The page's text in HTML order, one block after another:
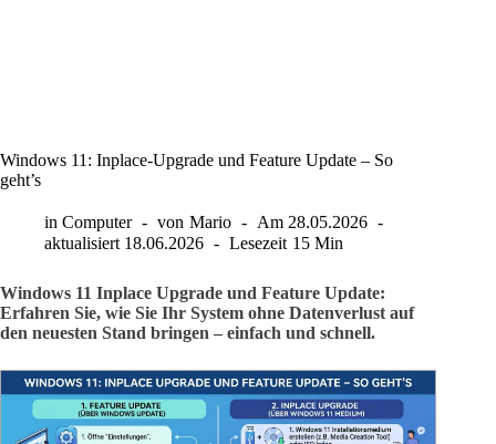
Windows 11: Inplace-Upgrade und Feature Update – So
geht’s
in Computer von Mario Am 28.05.2026
aktualisiert 18.06.2026 Lesezeit 15 Min
Windows 11 Inplace Upgrade und Feature Update:
Erfahren Sie, wie Sie Ihr System ohne Datenverlust auf
den neuesten Stand bringen – einfach und schnell.